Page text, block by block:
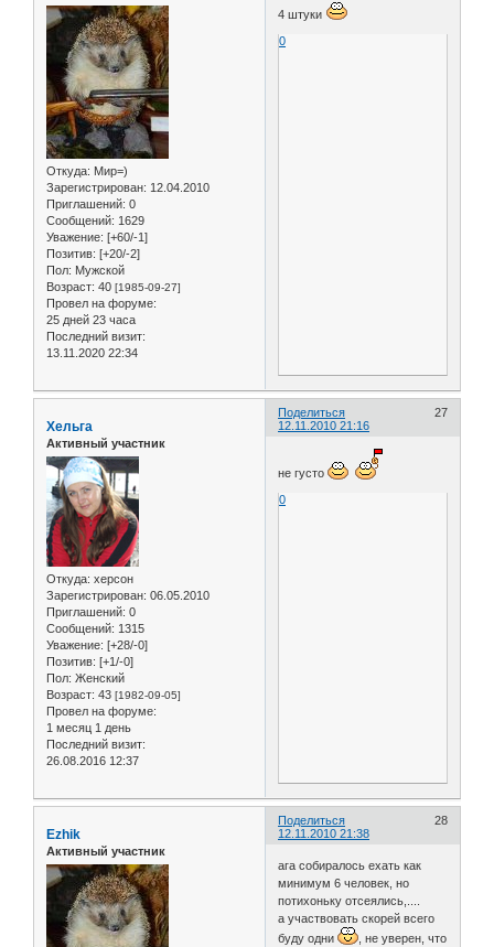
Откуда: Мир=)
Зарегистрирован: 12.04.2010
Приглашений: 0
Сообщений: 1629
Уважение: [+60/-1]
Позитив: [+20/-2]
Пол: Мужской
Возраст: 40 [1985-09-27]
Провел на форуме:
25 дней 23 часа
Последний визит:
13.11.2020 22:34
4 штуки
0
Поделиться
27
12.11.2010 21:16
Хельга
Активный участник
Откуда: херсон
Зарегистрирован: 06.05.2010
Приглашений: 0
Сообщений: 1315
Уважение: [+28/-0]
Позитив: [+1/-0]
Пол: Женский
Возраст: 43 [1982-09-05]
Провел на форуме:
1 месяц 1 день
Последний визит:
26.08.2016 12:37
не густо
0
Поделиться
28
12.11.2010 21:38
Ezhik
Активный участник
ага собиралось ехать как
минимум 6 человек, но
потихоньку отсеялись,....
а участвовать скорей всего
буду одни
, не уверен, что